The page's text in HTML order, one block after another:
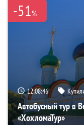
-51%
12:08:46
Автобусный тур в
«ХохломаТур»